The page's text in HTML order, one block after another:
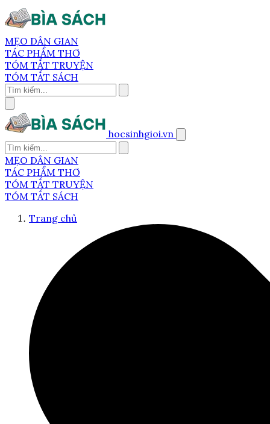
MẸO DÂN GIAN
TÁC PHẨM THƠ
TÓM TẮT TRUYỆN
TÓM TẮT SÁCH
hocsinhgioi.vn
MẸO DÂN GIAN
TÁC PHẨM THƠ
TÓM TẮT TRUYỆN
TÓM TẮT SÁCH
Trang chủ